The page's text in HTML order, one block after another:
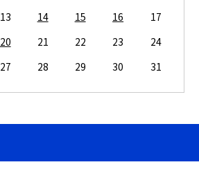
13 14 15 16
17
20 21 22 23
24
27 28 29 30 31